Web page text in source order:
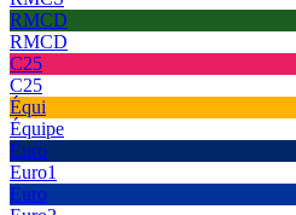
RMCD
RMCD
C25
C25
Équi
Équipe
Euro
Euro1
Euro